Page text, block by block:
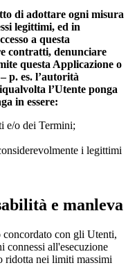
di adottare ogni misura
legittimi, ed in
a questa
contratti, denunciare
questa Applicazione o
p. es. l’autorità
l’Utente ponga
in essere:
e/o dei Termini;
i legittimi
e manleva
concordato con gli Utenti,
connessi all'esecuzione
ridotta nei limiti massimi